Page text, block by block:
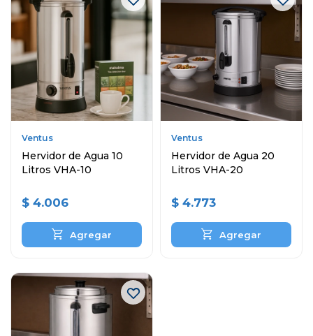
Ventus
Hervidor de Agua 10
Litros VHA-10
$ 4.006
Ventus
Hervidor de Agua 20
Litros VHA-20
$ 4.773